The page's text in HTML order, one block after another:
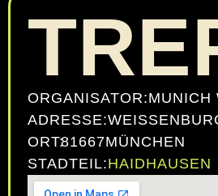
ORGANISATOR:MUNICH
ADRESSE:
ORT:81667MÜNCHEN
STADTEIL:HAIDHAUSEN